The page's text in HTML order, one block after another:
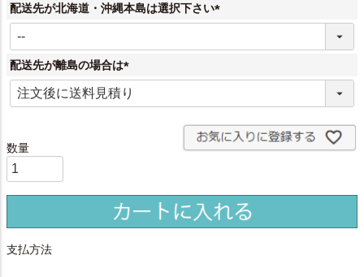
配送先が北海道・沖縄本島は選択下さい
(
配送先が離島の場合は
(
必
支払方法